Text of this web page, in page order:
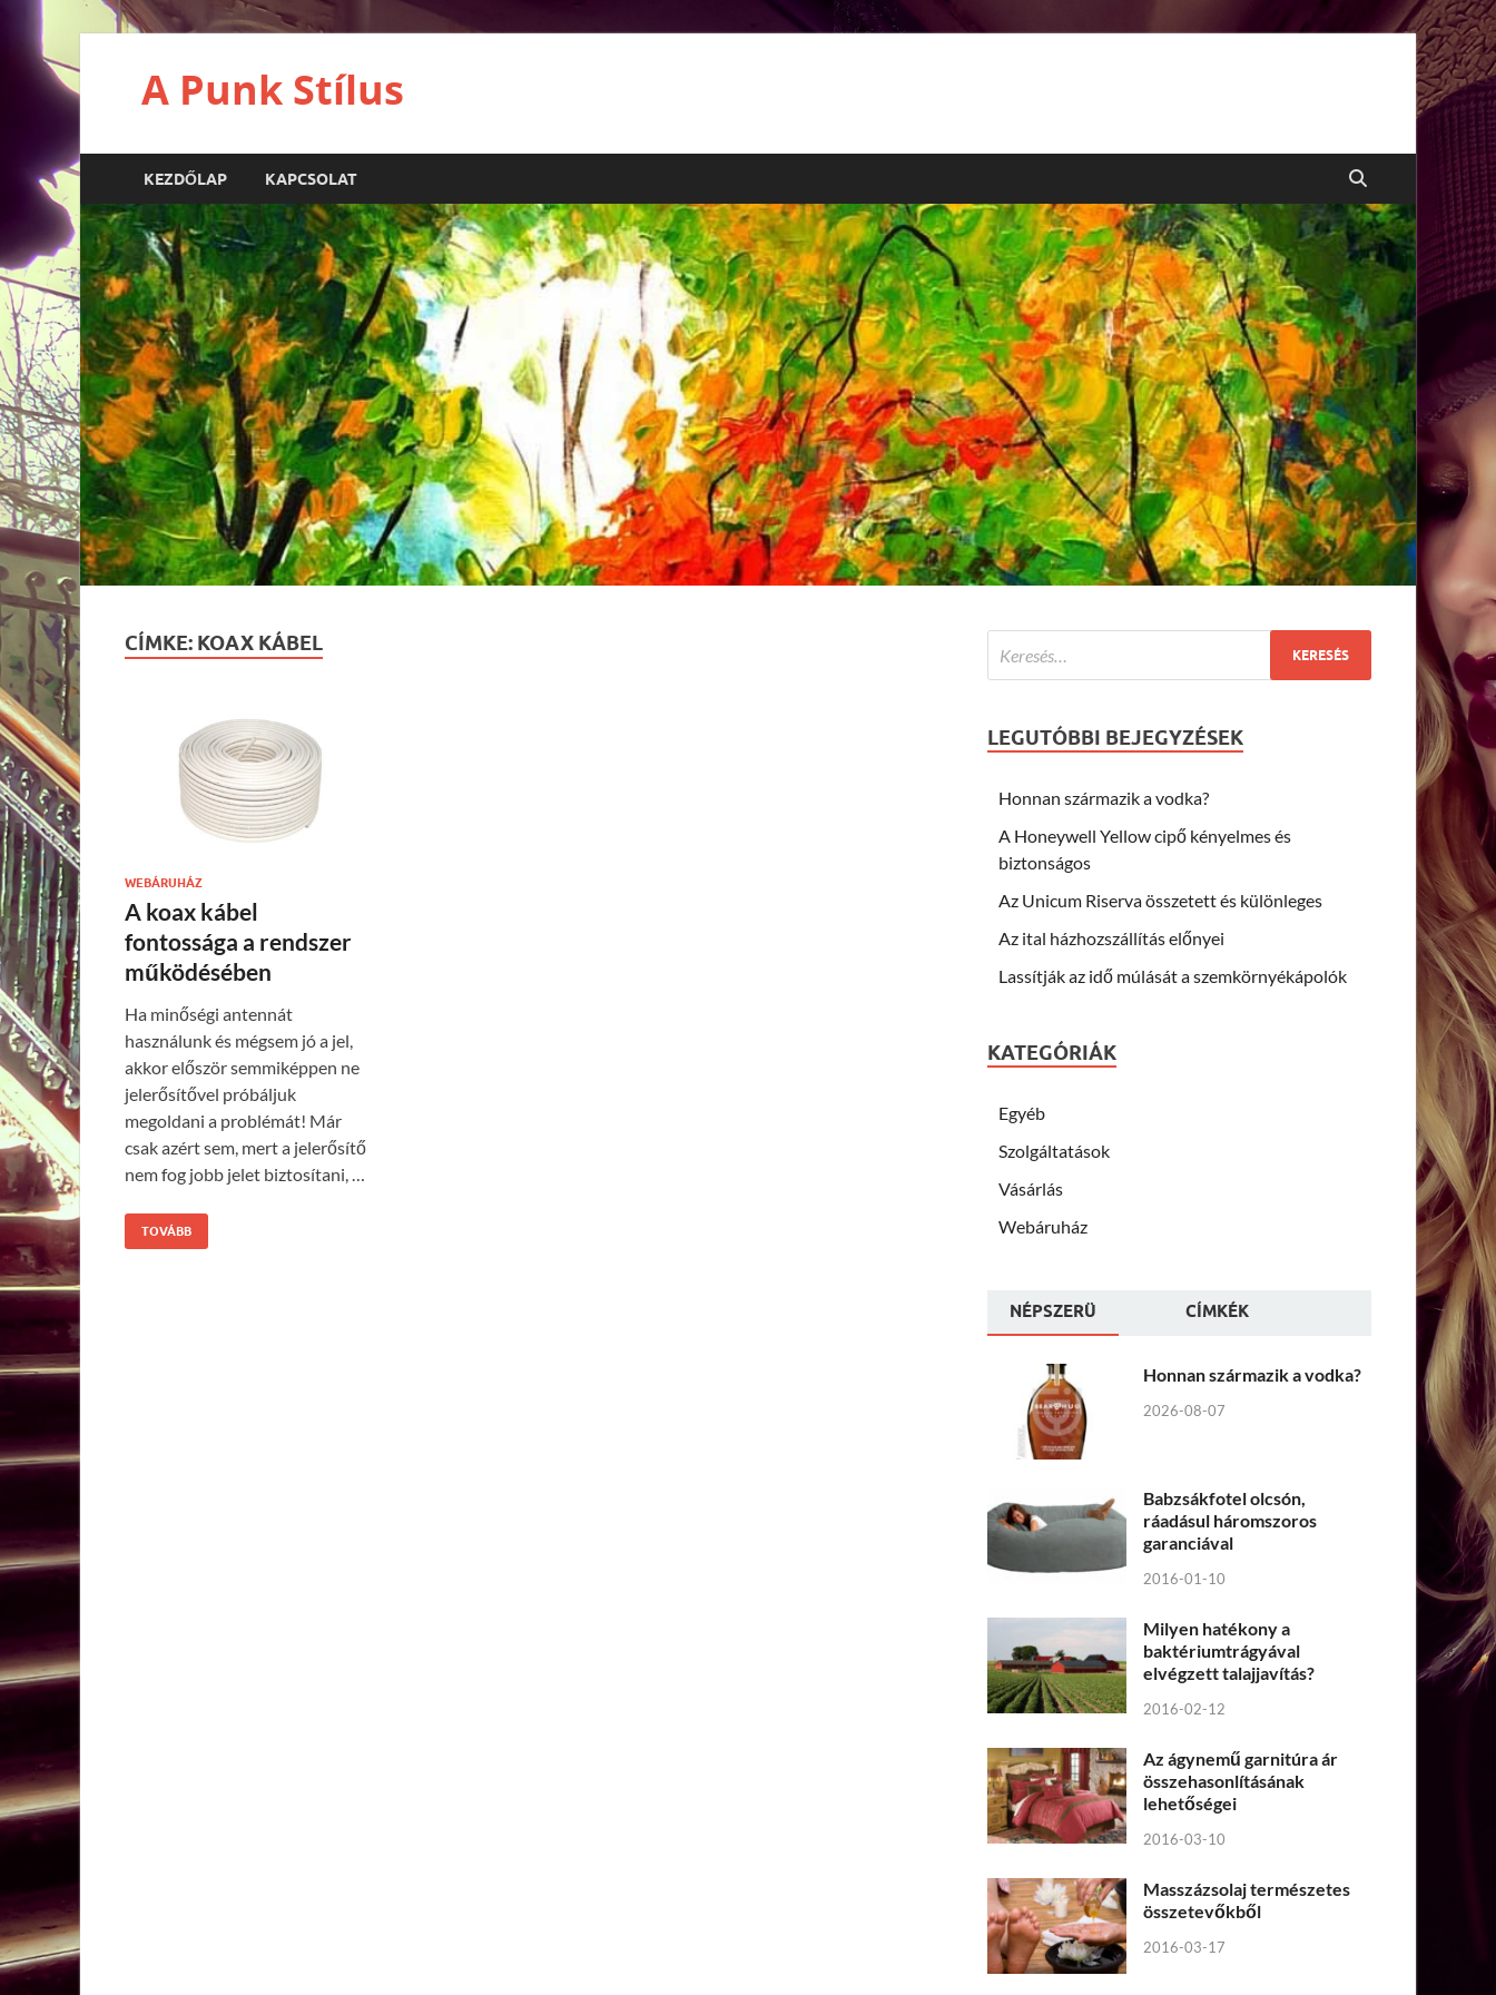
A Punk Stílus
KEZDŐLAP KAPCSOLAT
CÍMKE: KOAX KÁBEL
WEBÁRUHÁZ
A koax kábel
fontossága a rendszer
működésében
Ha minőségi antennát
használunk és mégsem jó a jel,
akkor először semmiképpen ne
jelerősítővel próbáljuk
megoldani a problémát! Már
csak azért sem, mert a jelerősítő
nem fog jobb jelet biztosítani, …
TOVÁBB
LEGUTÓBBI BEJEGYZÉSEK
Honnan származik a vodka?
A Honeywell Yellow cipő kényelmes és
biztonságos
Az Unicum Riserva összetett és különleges
Az ital házhozszállítás előnyei
Lassítják az idő múlását a szemkörnyékápolók
KATEGÓRIÁK
Egyéb
Szolgáltatások
Vásárlás
Webáruház
NÉPSZERÜ CÍMKÉK
Honnan származik a vodka?
2026-08-07
Babzsákfotel olcsón,
ráadásul háromszoros
garanciával
2016-01-10
Milyen hatékony a
baktériumtrágyával
elvégzett talajjavítás?
2016-02-12
Az ágynemű garnitúra ár
összehasonlításának
lehetőségei
2016-03-10
Masszázsolaj természetes
összetevőkből
2016-03-17